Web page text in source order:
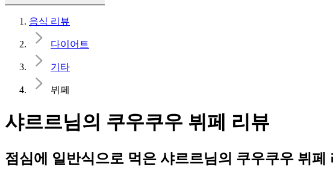
음식 리뷰
다이어트
기타
뷔페
샤르르님의 쿠우쿠우 뷔페 리뷰
점심에 일반식으로 먹은 샤르르님의 쿠우쿠우 뷔페